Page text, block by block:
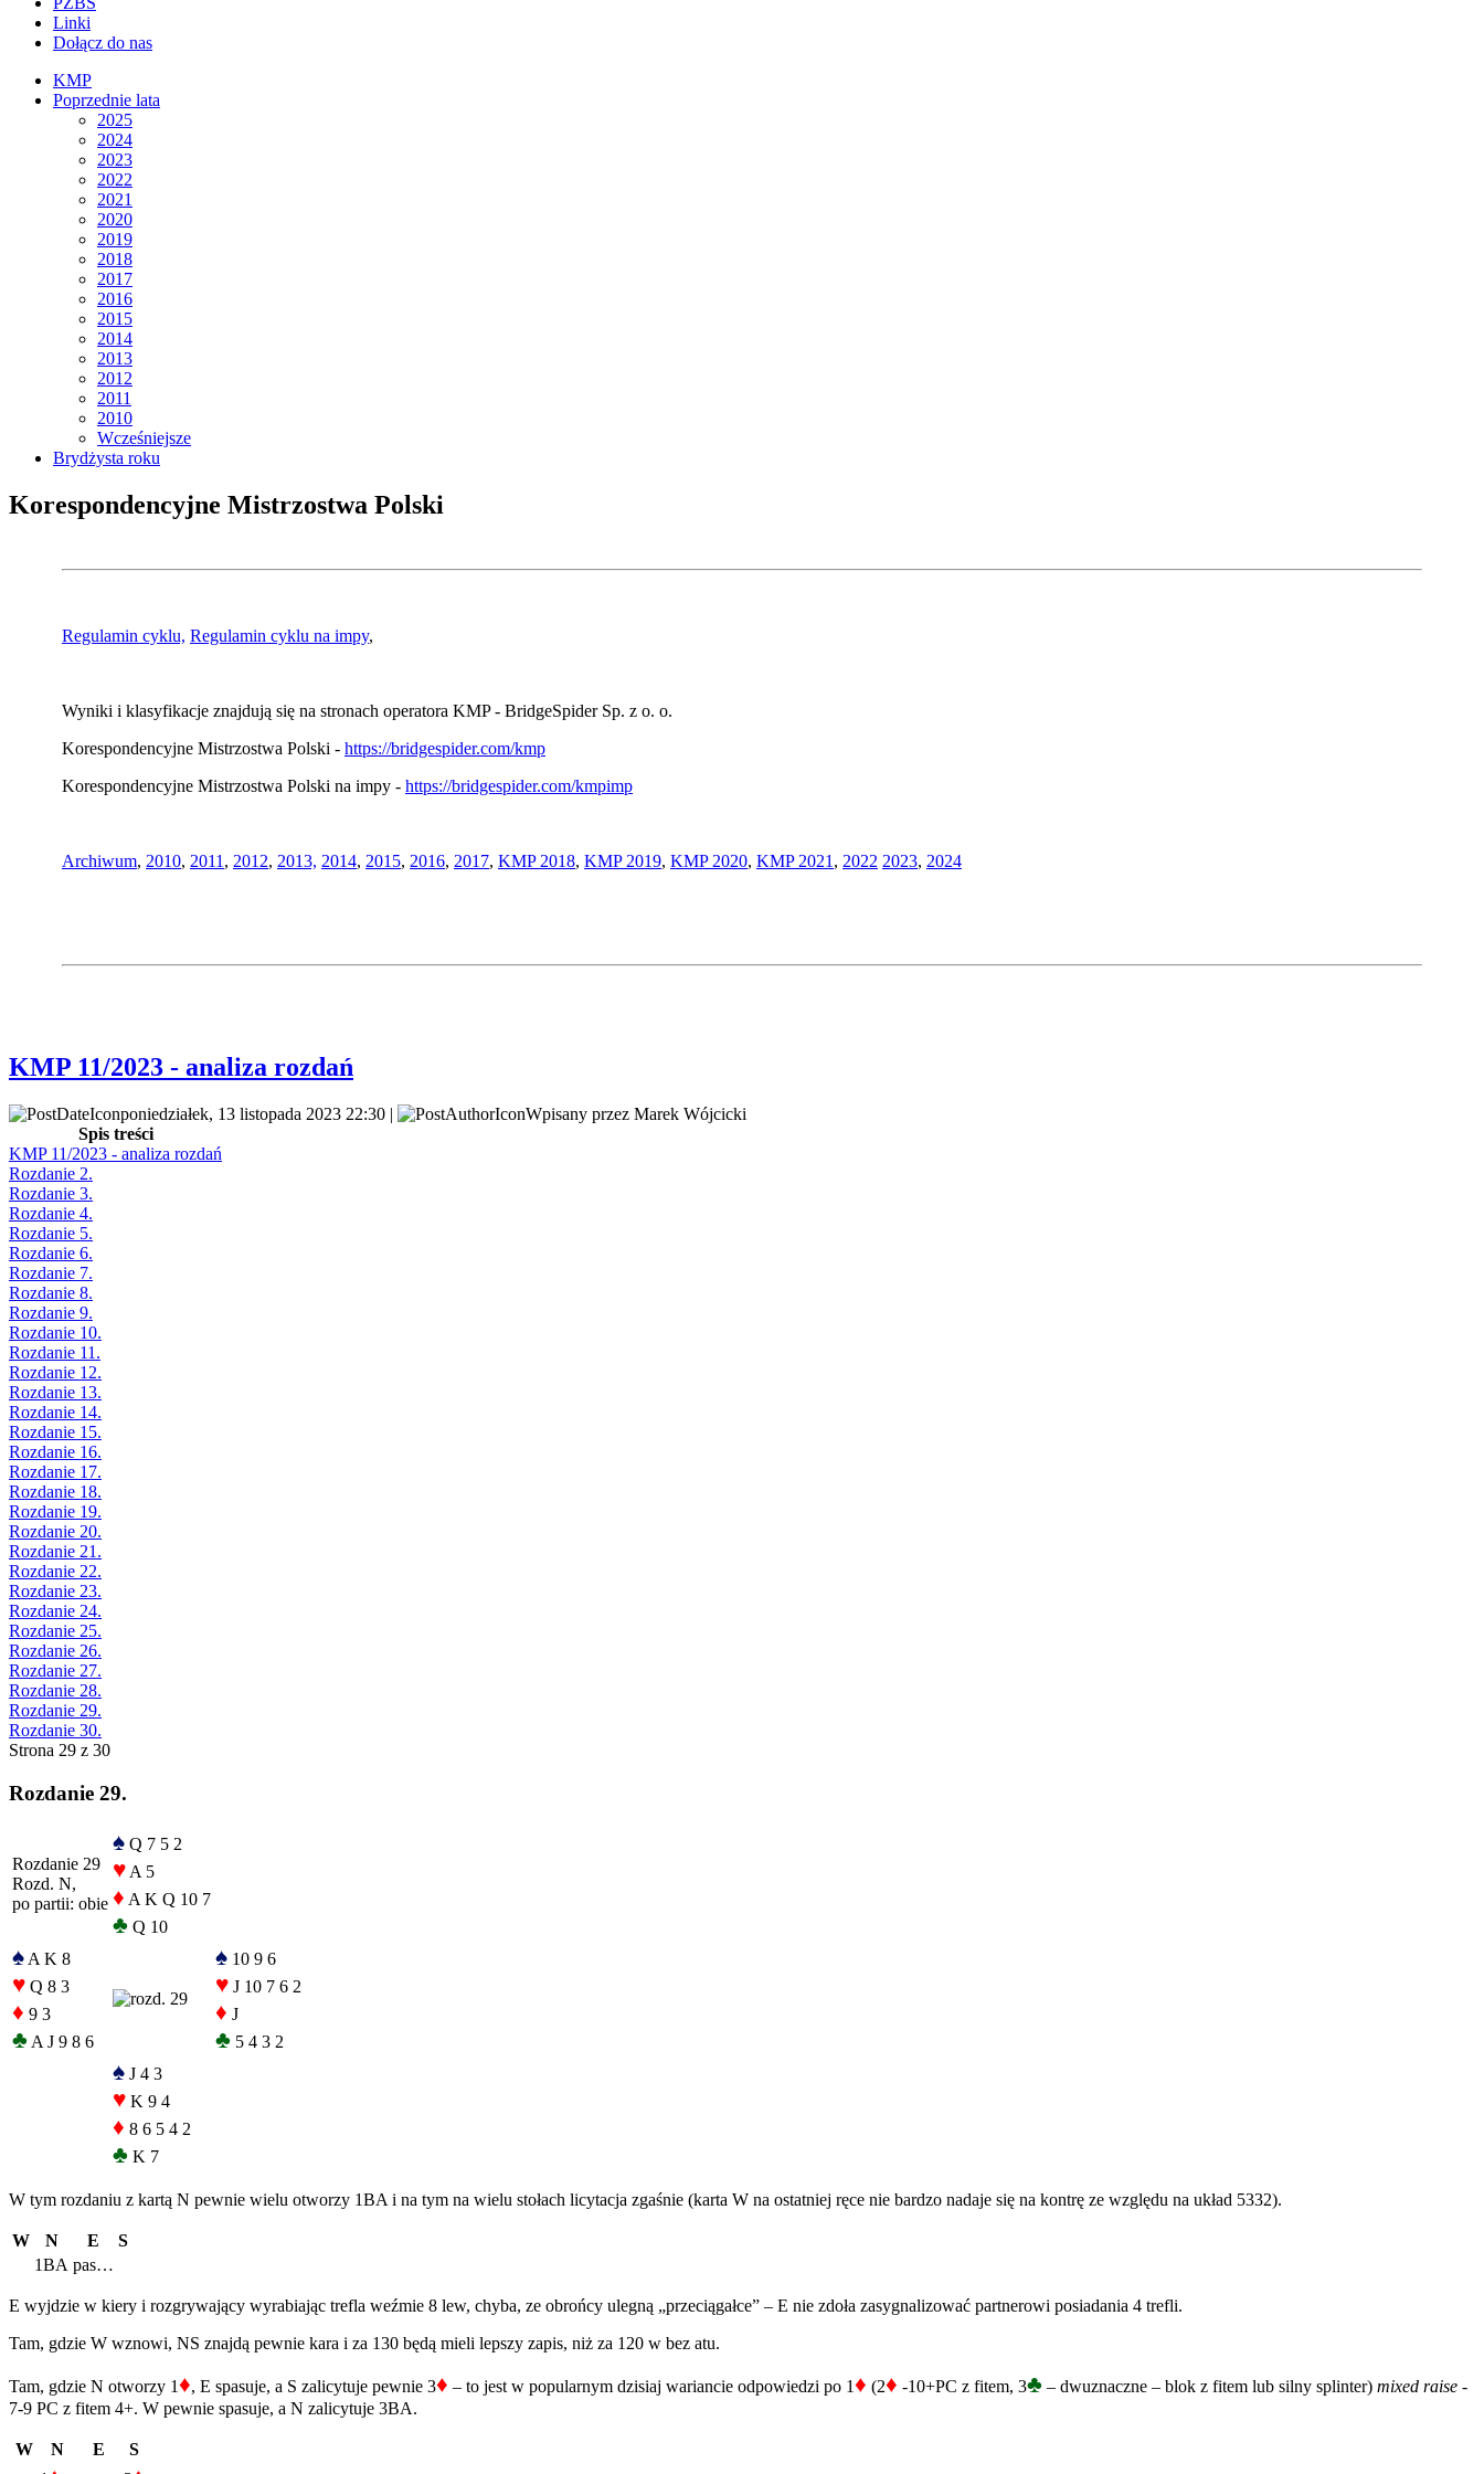
Linki
Dołącz do nas
KMP
Poprzednie lata
2025
2024
2023
2022
2021
2020
2019
2018
2017
2016
2015
2014
2013
2012
2011
2010
Wcześniejsze
Brydżysta roku
Korespondencyjne Mistrzostwa Polski
Regulamin cyklu, Regulamin cyklu na impy,
Wyniki i klasyfikacje znajdują się na stronach operatora KMP - BridgeSpider Sp. z o. o.
Korespondencyjne Mistrzostwa Polski - https://bridgespider.com/kmp
Korespondencyjne Mistrzostwa Polski na impy - https://bridgespider.com/kmpimp
Archiwum, 2010, 2011 , 2012, 2013, 2014, 2015, 2016, 2017, KMP 2018, KMP 2019, KMP 2020, KMP 2021 , 2022 2023, 2024
KMP 11/2023 - analiza rozdań
poniedziałek, 13 listopada 2023 22:30 |
Wpisany przez Marek Wójcicki
Spis treści
KMP 11/2023 - analiza rozdań
Rozdanie 2.
Rozdanie 3.
Rozdanie 4.
Rozdanie 5.
Rozdanie 6.
Rozdanie 7.
Rozdanie 8.
Rozdanie 9.
Rozdanie 10.
Rozdanie 11.
Rozdanie 12.
Rozdanie 13.
Rozdanie 14.
Rozdanie 15.
Rozdanie 16.
Rozdanie 17.
Rozdanie 18.
Rozdanie 19.
Rozdanie 20.
Rozdanie 21.
Rozdanie 22.
Rozdanie 23.
Rozdanie 24.
Rozdanie 25.
Rozdanie 26.
Rozdanie 27.
Rozdanie 28.
Rozdanie 29.
Rozdanie 30.
Strona 29 z 30
Rozdanie 29.
Rozdanie 29
Rozd. N,
po partii: obie
♠ Q 7 5 2
♥ A 5
♦ A K Q 10 7
♣ Q 10
♠ A K 8
♥ Q 8 3
♦ 9 3
♣ A J 9 8 6
♠ 10 9 6
♥ J 10 7 6 2
♦ J
♣ 5 4 3 2
♠ J 4 3
♥ K 9 4
♦ 8 6 5 4 2
♣ K 7
W tym rozdaniu z kartą N pewnie wielu otworzy 1BA i na tym na wielu stołach licytacja zgaśnie (karta W na ostatniej ręce nie bardzo nadaje się na kontrę ze względu na układ 5332).
W N E
S
1BA pas…
E wyjdzie w kiery i rozgrywający wyrabiając trefla weźmie 8 lew, chyba, ze obrońcy ulegną „przeciągałce” – E nie zdoła zasygnalizować partnerowi posiadania 4 trefli.
Tam, gdzie W wznowi, NS znajdą pewnie kara i za 130 będą mieli lepszy zapis, niż za 120 w bez atu.
Tam, gdzie N otworzy 1♦, E spasuje, a S zalicytuje pewnie 3♦ – to jest w popularnym dzisiaj wariancie odpowiedzi po 1♦ (2♦ -10+PC z fitem, 3♣ – dwuznaczne – blok z fitem lub silny splinter) mixed raise -
7-9 PC z fitem 4+. W pewnie spasuje, a N zalicytuje 3BA.
W N E
S